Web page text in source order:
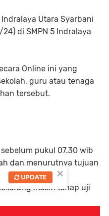
Utara Syarbani
di SMPN 5 Indralaya
Online ini yang
guru atau tenaga
tersebut.
pukul 07.30 wib
dan menurutnya tujuan
online ini untuk
masih tahap uji
×
UPDATE